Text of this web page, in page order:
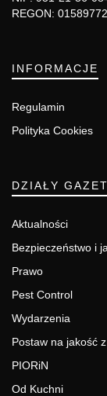
REGON:
INFORMACJE
Regulamin
Polityka Cookies
DZIAŁY
Aktualności
Bezpieczeństwo i
Prawo
Pest Control
Wydarzenia
Postaw na jakość
PIORiN
Od Kuchni